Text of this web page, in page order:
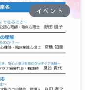
イベント